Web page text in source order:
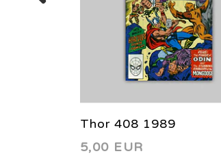
Thor 408 1989
5,00 EUR